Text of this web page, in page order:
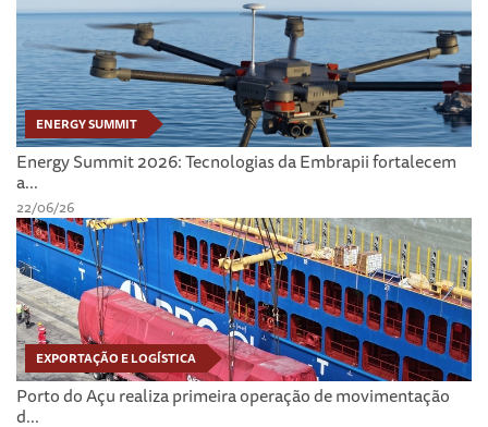
ENERGY SUMMIT
Energy Summit 2026: Tecnologias da Embrapii fortalecem
a...
22/06/26
EXPORTAÇÃO E LOGÍSTICA
Porto do Açu realiza primeira operação de movimentação
d...